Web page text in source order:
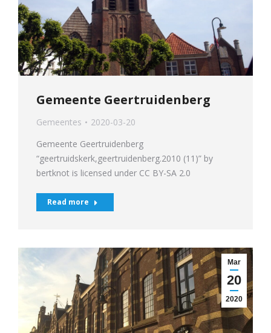
Gemeente Geertruidenberg
Gemeentes
2020-03-20
Gemeente Geertruidenberg
“geertruidskerk,geertruidenberg.2010 (11)” by
bertknot is licensed under CC BY-SA 2.0
Read more
Mar
20
2020